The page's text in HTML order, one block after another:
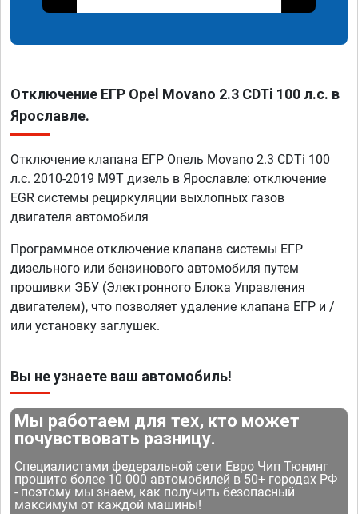
Отключение ЕГР Opel Movano 2.3 CDTi 100 л.с. в
Ярославле.
Отключение клапана ЕГР Опель Movano 2.3 CDTi 100
л.с. 2010-2019 M9T дизель в Ярославле: отключение
EGR системы рециркуляции выхлопных газов
двигателя автомобиля
Программное отключение клапана системы ЕГР
дизельного или бензинового автомобиля путем
прошивки ЭБУ (Электронного Блока Управления
двигателем), что позволяет удаление клапана ЕГР и /
или установку заглушек.
Вы не узнаете ваш автомобиль!
Мы работаем для тех, кто может
почувствовать разницу.
Специалистами федеральной сети Евро Чип Тюнинг
прошито более 10 000 автомобилей в 50+ городах РФ
- поэтому мы знаем, как получить безопасный
максимум от каждой машины!